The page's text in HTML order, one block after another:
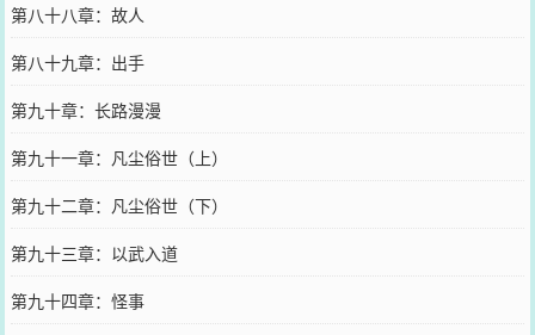
第八十八章：故人
第八十九章：出手
第九十章：长路漫漫
第九十一章：凡尘俗世（上）
第九十二章：凡尘俗世（下）
第九十三章：以武入道
第九十四章：怪事